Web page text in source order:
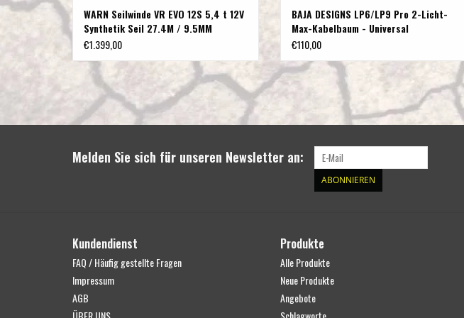
WARN Seilwinde VR EVO 12S 5,4 t 12V
Synthetik Seil 27.4M / 9.5MM
€1.399,00
BAJA DESIGNS LP6/LP9 Pro 2-Licht-
Max-Kabelbaum - Universal
€110,00
Melden Sie sich für unseren Newsletter an:
ABONNIEREN
Kundendienst
FAQ / Häufig gestellte Fragen
Impressum
AGB
Produkte
Alle Produkte
Neue Produkte
Angebote